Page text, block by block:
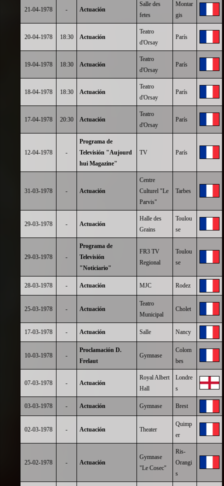
21-04-1978 - Actuación
Salle des
fetes
Montar
gis
20-04-1978 18:30 Actuación
Teatro
d'Orsay
París
19-04-1978 18:30 Actuación
Teatro
d'Orsay
París
18-04-1978 18:30 Actuación
Teatro
d'Orsay
París
17-04-1978 20:30 Actuación
Teatro
d'Orsay
París
12-04-1978 -
Programa de
Televisión "Aujourd
hui Magazine"
TV París
31-03-1978 - Actuación
Centre
Culturel "Le
Parvis"
Tarbes
29-03-1978 - Actuación
Halle des
Grains
Toulou
se
29-03-1978 -
Programa de
Televisión
"Noticiario"
FR3 TV
Regional
Toulou
se
28-03-1978 - Actuación MJC Rodez
25-03-1978 - Actuación
Teatro
Municipal
Cholet
17-03-1978 - Actuación Salle Nancy
10-03-1978 -
Proclamación D.
Frelaut
Gymnase
Colom
bes
07-03-1978 - Actuación
Royal Albert
Hall
Londre
s
03-03-1978 - Actuación Gymnase Brest
02-03-1978 - Actuación Theater
Quimp
er
25-02-1978 - Actuación
Gymnase
"Le Cosec"
Ris-
Orangi
s